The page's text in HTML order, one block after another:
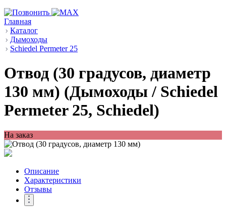
Главная
Каталог
Дымоходы
Schiedel Permeter 25
Отвод (30 градусов, диаметр
130 мм) (Дымоходы / Schiedel
Permeter 25, Schiedel)
На заказ
Описание
Характеристики
Отзывы